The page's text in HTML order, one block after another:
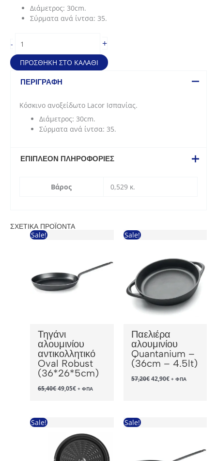
67,80€.είναι:
50,85€.
Διάμετρος: 30cm.
Σύρματα ανά ίντσα: 35.
-
ζαχαροπλαστικής
ανοξείδωτο
Lacor
Ισπανίας
+
ΠΡΟΣΘΉΚΗ ΣΤΟ ΚΑΛΆΘΙ
ΠΕΡΙΓΡΑΦΉ
Κόσκινο ανοξείδωτο Lacor Ισπανίας.
Διάμετρος: 30cm.
Σύρματα ανά ίντσα: 35.
ΕΠΙΠΛΈΟΝ ΠΛΗΡΟΦΟΡΊΕΣ
Βάρος 0,529 κ.
ΣΧΕΤΙΚΆ ΠΡΟΪΌΝΤΑ
Sale!
Τηγάνι
αλουμινίου
αντικολλητικό
Oval Robust
(36*26*5cm)
65,40€ Original
price
49,05€Η+ ΦΠΑ
Sale!
Παελιέρα
αλουμινίου
Quantanium –
(36cm – 4.5lt)
57,20€ Original
price
42,90€Η+ ΦΠΑ
Sale! Sale!